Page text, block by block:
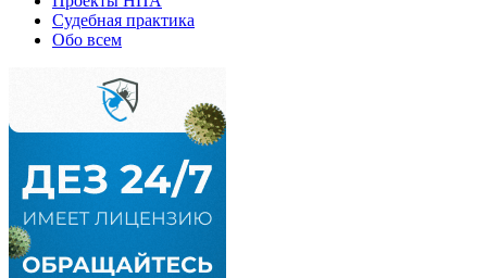
Судебная практика
Обо всем